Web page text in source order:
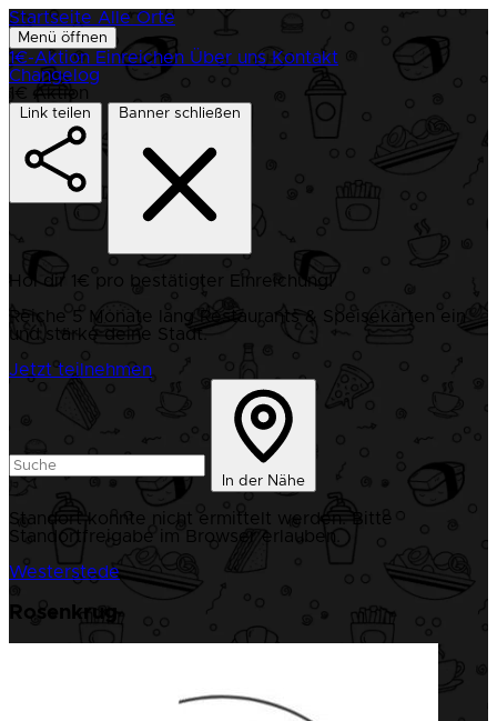
Startseite Alle Orte
Menü öffnen
1€-Aktion Einreichen Über uns Kontakt
Changelog
1€ Aktion
Link teilen Banner schließen
Hol dir 1€ pro bestätigter Einreichung!
Reiche 5 Monate lang Restaurants & Speisekarten ein
und stärke deine Stadt.
Jetzt teilnehmen
In der Nähe
Standort konnte nicht ermittelt werden. Bitte
Standortfreigabe im Browser erlauben.
Westerstede
Rosenkrug